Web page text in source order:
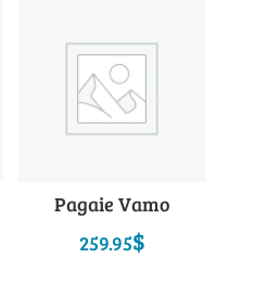
Pagaie Vamo
259.95$